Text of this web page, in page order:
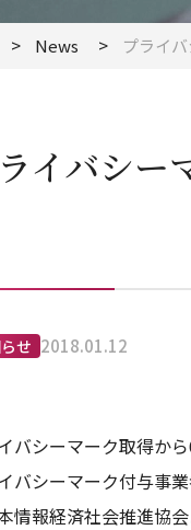
News プライ
イバシー
せ 2018.01.12
バシーマーク取得か
バシーマーク付与事
情報経済社会推進協